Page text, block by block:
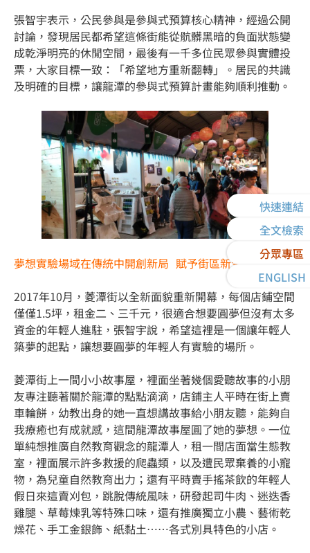
快速連結
全文檢索
分眾專區
ENGLISH
張智宇表示，公民參與是參與式預算核心精神，經過公開
討論，發現居民都希望這條街能從骯髒黑暗的負面狀態變
成乾淨明亮的休閒空間，最後有一千多位民眾參與實體投
票，大家目標一致：「希望地方重新翻轉」。居民的共識
及明確的目標，讓龍潭的參與式預算計畫能夠順利推動。
夢想實驗場域在傳統中開創新局 賦予街區新生命
2017年10月，菱潭街以全新面貌重新開幕，每個店鋪空間
僅僅1.5坪，租金二、三千元，很適合想要圓夢但沒有太多
資金的年輕人進駐，張智宇說，希望這裡是一個讓年輕人
築夢的起點，讓想要圓夢的年輕人有實驗的場所。
菱潭街上一間小小故事屋，裡面坐著幾個愛聽故事的小朋
友專注聽著關於龍潭的點點滴滴，店鋪主人平時在街上賣
車輪餅，幼教出身的她一直想講故事給小朋友聽，能夠自
我療癒也有成就感，這間龍潭故事屋圓了她的夢想。一位
單純想推廣自然教育觀念的龍潭人，租一間店面當生態教
室，裡面展示許多救援的爬蟲類，以及遭民眾棄養的小寵
物，為兒童自然教育出力；還有平時賣手搖茶飲的年輕人
假日來這賣刈包，跳脫傳統風味，研發起司牛肉、迷迭香
雞腿、草莓煉乳等特殊口味，還有推廣獨立小農、藝術乾
燥花、手工金銀飾、紙黏土……各式別具特色的小店。